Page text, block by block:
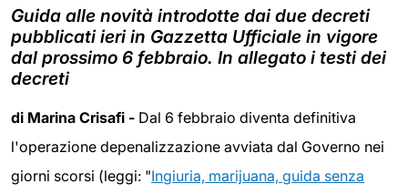
Guida alle novità introdotte dai due decreti
pubblicati ieri in Gazzetta Ufficiale in vigore
dal prossimo 6 febbraio. In allegato i testi dei
decreti
di Marina Crisafi - Dal 6 febbraio diventa definitiva
l'operazione depenalizzazione avviata dal Governo nei
giorni scorsi (leggi: "Ingiuria, marijuana, guida senza